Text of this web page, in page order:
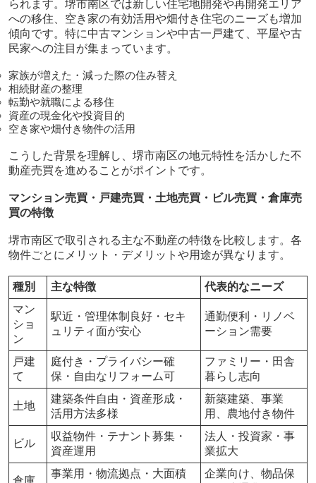
られます。堺市南区では新しい住宅地開発や再開発エリア
への移住、空き家の有効活用や畑付き住宅のニーズも増加
傾向です。特に中古マンションや中古一戸建て、平屋や古
民家への注目が集まっています。
家族が増えた・減った際の住み替え
相続財産の整理
転勤や就職による移住
資産の現金化や投資目的
空き家や畑付き物件の活用
こうした背景を理解し、堺市南区の地元特性を活かした不
動産売買を進めることがポイントです。
マンション売買・戸建売買・土地売買・ビル売買・倉庫売
買の特徴
堺市南区で取引される主な不動産の特徴を比較します。各
物件ごとにメリット・デメリットや用途が異なります。
種別 主な特徴
代表的なニーズ
マン
ショ
ン
駅近・管理体制良好・セキ
ュリティ面が安心
通勤便利・リノベ
ーション需要
戸建
て
庭付き・プライバシー確
保・自由なリフォーム可
ファミリー・田舎
暮らし志向
土地
建築条件自由・資産形成・
活用方法多様
新築建築、事業
用、農地付き物件
ビル
収益物件・テナント募集・
資産運用
法人・投資家・事
業拡大
倉庫
事業用・物流拠点・大面積
企業向け、物品保